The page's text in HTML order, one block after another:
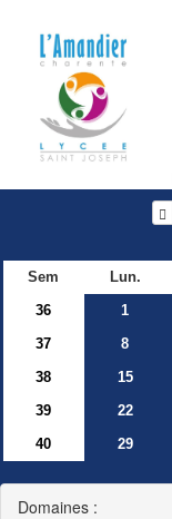
Sem Lun.
36
1
37
8
38
15
39
22
40
29
Domaines :